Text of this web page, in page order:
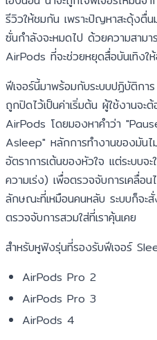
รีวิวให้ชมกัน เพราะปัญหาสะดุ้งตื่
ซั่นกำลังจะหมดไป ด้วยความสาม
AirPods ที่จะช่วยหยุดสื่อบันเทิงให้
ฟีเจอร์นี้มาพร้อมกับระบบปฏิบัติก
ถูกปิดไว้เป็นค่าเริ่มต้น ผู้ใช้งานจะ
AirPods โดยมองหาคำว่า
Asleep" หลักการทำงานของมัน
อัตราการเต้นของหัวใจ แต่ระบบ
ความเร่ง) เพื่อตรวจจับการเคลื่อน
ลักษณะที่เหมือนคนหลับ ระบบก็จะ
ตรวจจับการสวมใส่ที่เราคุ้นเคย
สำหรับหูฟังรุ่นที่รองรับฟีเจอร์
AirPods Pro 2
AirPods Pro 3
AirPods 4